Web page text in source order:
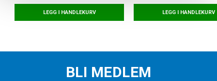
LEGG I HANDLEKURV LEGG I HANDLEKURV
BLI MEDLEM